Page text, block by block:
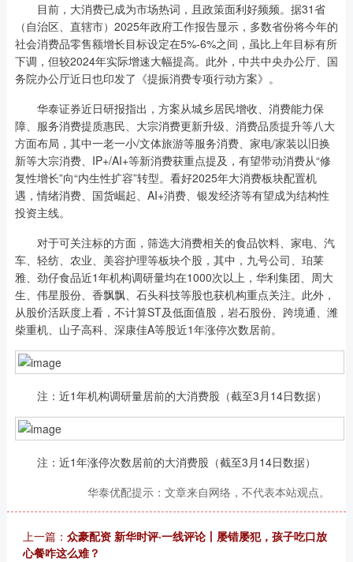
目前，大消费已成为市场热词，且政策面利好频频。据31省
（自治区、直辖市）2025年政府工作报告显示，多数省份将今年的
社会消费品零售额增长目标设定在5%-6%之间，虽比上年目标有所
下调，但较2024年实际增速大幅提高。此外，中共中央办公厅、国
务院办公厅近日也印发了《提振消费专项行动方案》。
华泰证券近日研报指出，方案从城乡居民增收、消费能力保
障、服务消费提质惠民、大宗消费更新升级、消费品质提升等八大
方面布局，其中一老一小/文体旅游等服务消费、家电/家装以旧换
新等大宗消费、IP+/AI+等新消费获重点提及，有望带动消费从“修
复性增长”向“内生性扩容”转型。看好2025年大消费板块配置机
遇，情绪消费、国货崛起、AI+消费、银发经济等有望成为结构性
投资主线。
对于可关注标的方面，筛选大消费相关的食品饮料、家电、汽
车、轻纺、农业、美容护理等板块个股，其中，九号公司、珀莱
雅、劲仔食品近1年机构调研量均在1000次以上，华利集团、周大
生、伟星股份、香飘飘、石头科技等股也获机构重点关注。此外，
从股价活跃度上看，不计算ST及低面值股，岩石股份、跨境通、潍
柴重机、山子高科、深康佳A等股近1年涨停次数居前。
注：近1年机构调研量居前的大消费股（截至3月14日数据）
注：近1年涨停次数居前的大消费股（截至3月14日数据）
华泰优配提示：文章来自网络，不代表本站观点。
上一篇： 众豪配资 新华时评·一线评论丨屡错屡犯，孩子吃口放
心餐咋这么难？